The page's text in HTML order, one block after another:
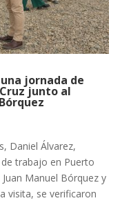
jornada de
junto al
Daniel Álvarez,
trabajo en Puerto
Manuel Bórquez y
visita, se verificaron